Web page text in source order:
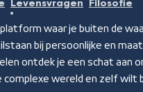
Levensvragen Filosofie
waar je buiten de
bij persoonlijke en
ontdek je een schat aan
complexe wereld en zelf wilt